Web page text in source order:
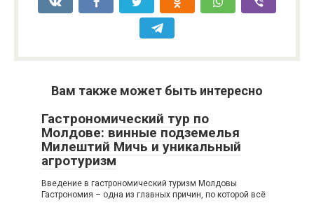
Вам также может быть интересно
Гастрономический тур по
Молдове: винные подземелья
Милештий Мичь и уникальный
агротуризм
Введение в гастрономический туризм Молдовы
Гастрономия – одна из главных причин, по которой всё